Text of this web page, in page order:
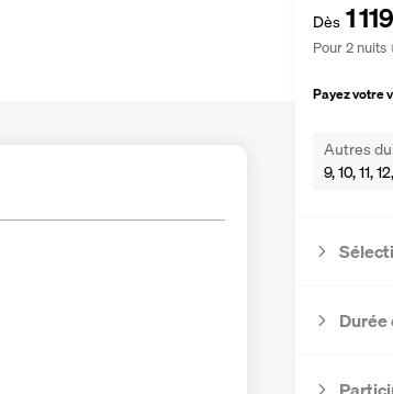
Dès 1
Pour 2 nuits
Payez votre
Autres
9, 10, 11,